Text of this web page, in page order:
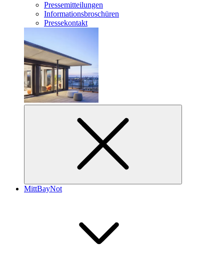
Pressemitteilungen
Informationsbroschüren
Pressekontakt
MittBayNot